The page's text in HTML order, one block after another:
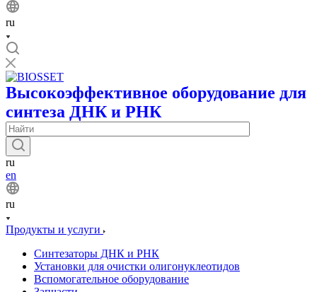
ru
Высокоэффективное оборудование для
синтеза ДНК и РНК
ru
en
ru
Продукты и услуги
Синтезаторы ДНК и РНК
Установки для очистки олигонуклеотидов
Вспомогательное оборудование